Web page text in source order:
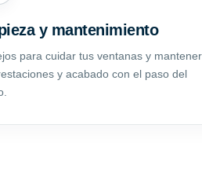
y mantenimiento
para cuidar tus ventanas y mantener
y acabado con el paso del